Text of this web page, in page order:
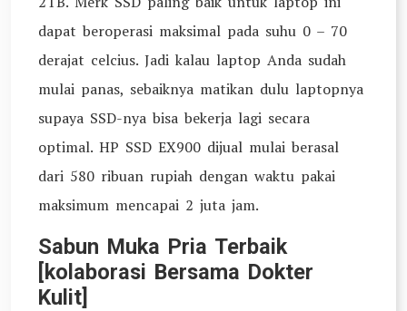
dapat beroperasi maksimal pada suhu 0 – 70
derajat celcius. Jadi kalau laptop Anda sudah
mulai panas, sebaiknya matikan dulu laptopnya
supaya SSD-nya bisa bekerja lagi secara
optimal. HP SSD EX900 dijual mulai berasal
dari 580 ribuan rupiah dengan waktu pakai
maksimum mencapai 2 juta jam.
Sabun Muka Pria Terbaik
[kolaborasi Bersama Dokter
Kulit]